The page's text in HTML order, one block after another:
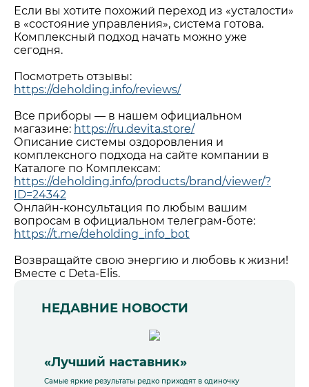
Если вы хотите похожий переход из «усталости»
в «состояние управления», система готова.
Комплексный подход начать можно уже
сегодня.
Посмотреть отзывы:
https://deholding.info/reviews/
Все приборы — в нашем официальном
магазине: https://ru.devita.store/
Описание системы оздоровления и
комплексного подхода на сайте компании в
Каталоге по Комплексам:
https://deholding.info/products/brand/viewer/?
ID=24342
Онлайн-консультация по любым вашим
вопросам в официальном телеграм-боте:
https://t.me/deholding_info_bot
Возвращайте свою энергию и любовь к жизни!
Вместе с Deta-Elis.
НЕДАВНИЕ НОВОСТИ
«Лучший наставник»
Самые яркие результаты редко приходят в одиночку